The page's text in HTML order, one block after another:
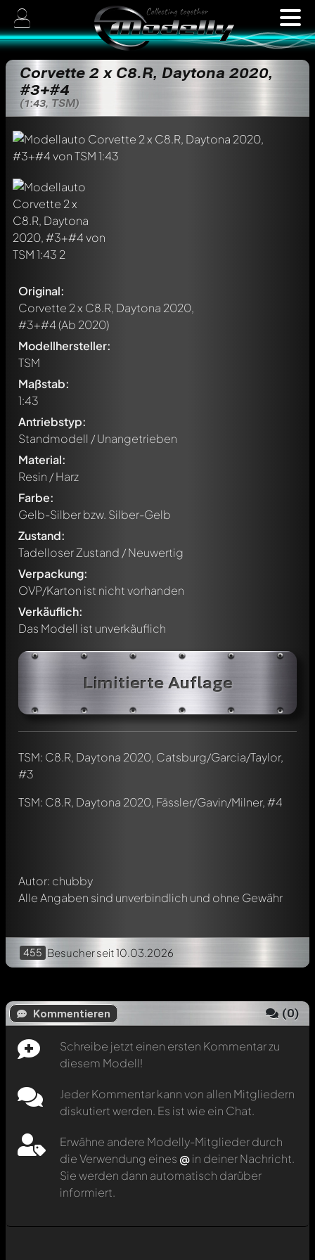
Corvette 2 x C8.R, Daytona 2020,
#3+#4
(1:43, TSM)
Original:
Corvette 2 x C8.R, Daytona 2020,
#3+#4(Ab 2020)
Modellhersteller:
TSM
Maßstab:
1:43
Antriebstyp:
Standmodell / Unangetrieben
Material:
Resin / Harz
Farbe:
Gelb-Silber bzw. Silber-Gelb
Zustand:
Tadelloser Zustand / Neuwertig
Verpackung:
OVP/Karton ist nicht vorhanden
Verkäuflich:
Das Modell ist unverkäuflich
Limitierte Auflage
TSM: C8.R, Daytona 2020, Catsburg/Garcia/Taylor,
#3
TSM: C8.R, Daytona 2020, Fässler/Gavin/Milner, #4
Autor: chubby
Alle Angaben sind unverbindlich und ohne Gewähr
455 Besucherseit 10.03.2026
Kommentieren (0)
Schreibe jetzt einen ersten Kommentar zu
diesem Modell!
Jeder Kommentar kann von allen Mitgliedern
diskutiert werden. Es ist wie ein Chat.
Erwähne andere Modelly-Mitglieder durch
die Verwendung eines @in deiner Nachricht.
Sie werden dann automatisch darüber
informiert.
Schreibe jetzt einen ersten Kommentar zu diesem Modell!
Jeder Kommentar kann von allen Mitgliedern diskutiert
Erwähne andere Modelly-Mitglieder durch die